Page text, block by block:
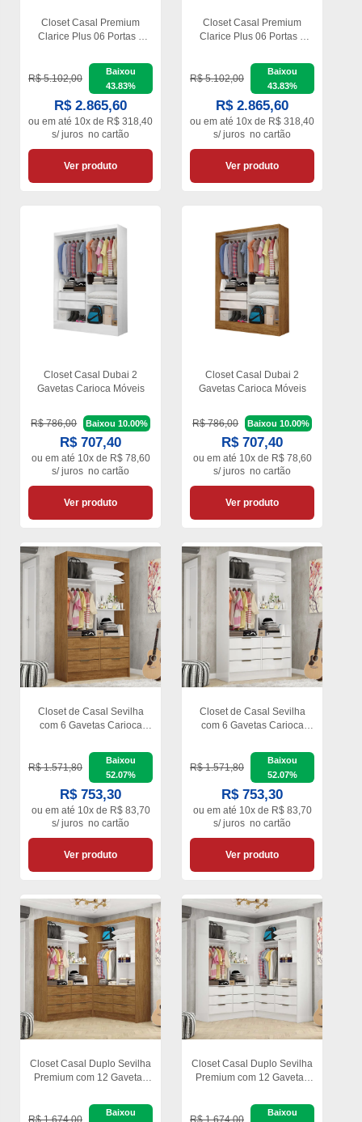
Closet Casal Premium
Clarice Plus 06 Portas 8
R$ 5.102,00
Baixou
43.83%
R$ 2.865,60
ou em até 10x de R$ 318,40
s/ juros no cartão
Ver produto
Closet Casal Premium
Clarice Plus 06 Portas 8
R$ 5.102,00
Baixou
43.83%
R$ 2.865,60
ou em até 10x de R$ 318,40
s/ juros no cartão
Ver produto
Closet Casal Dubai 2
Gavetas Carioca Móveis
R$ 786,00 Baixou 10.00%
R$ 707,40
ou ematé 10x de R$ 78,60
s/ juros no cartão
Ver produto
Closet Casal Dubai 2
Gavetas Carioca Móveis
R$ 786,00 Baixou 10.00%
R$ 707,40
ou ematé 10x de R$ 78,60
s/ juros no cartão
Ver produto
Closet de Casal Sevilha
com 6 Gavetas Carioca
R$ 1.571,80
Baixou
52.07%
R$ 753,30
ou ematé 10x de R$ 83,70
s/ juros no cartão
Ver produto
Closet de Casal Sevilha
com 6 Gavetas Carioca
R$ 1.571,80
Baixou
52.07%
R$ 753,30
ou ematé 10x de R$ 83,70
s/ juros no cartão
Ver produto
Closet Casal Duplo Sevilha
Premium com 12 Gavetas
Baixou
Closet Casal Duplo Sevilha
Premium com 12 Gavetas
Baixou